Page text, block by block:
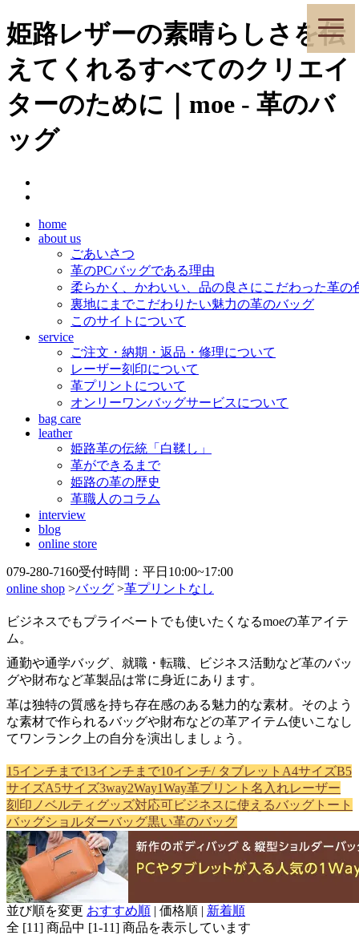
toggle
姫路レザーの素晴らしさを伝
えてくれるすべてのクリエイ
ターのために｜moe - 革のバ
ッグ
home
about us
ごあいさつ
革のPCバッグである理由
柔らかく、かわいい、品の良さにこだわった革の
裏地にまでこだわりたい魅力の革のバッグ
このサイトについて
service
ご注文・納期・返品・修理について
レーザー刻印について
革プリントについて
オンリーワンバッグサービスについて
bag care
leather
姫路革の伝統「白鞣し」
革ができるまで
姫路の革の歴史
革職人のコラム
interview
blog
online store
079-280-7160受付時間：平日10:00~17:00
online shop >バッグ >革プリントなし
ビジネスでもプライベートでも使いたくなるmoeの革アイテ
ム。
通勤や通学バッグ、就職・転職、ビジネス活動など革のバッ
グや財布など革製品は常に身近にあります。
革は独特の質感を持ち存在感のある魅力的な素材。そのよう
な素材で作られるバッグや財布などの革アイテム使いこなし
てワンランク上の自分を演出しましょう。
15インチまで13インチまで10インチ/ タブレット A4サイズB5
サイズA5サイズ3way2Way1Way革プリント 名入れレーザー
刻印 ノベルティグッズ対応可ビジネスに使えるバッグ トート
バッグショルダーバッグ黒い革のバッグ
並び順を変更 おすすめ順 | 価格順 | 新着順
全 [11] 商品中 [1-11] 商品を表示しています